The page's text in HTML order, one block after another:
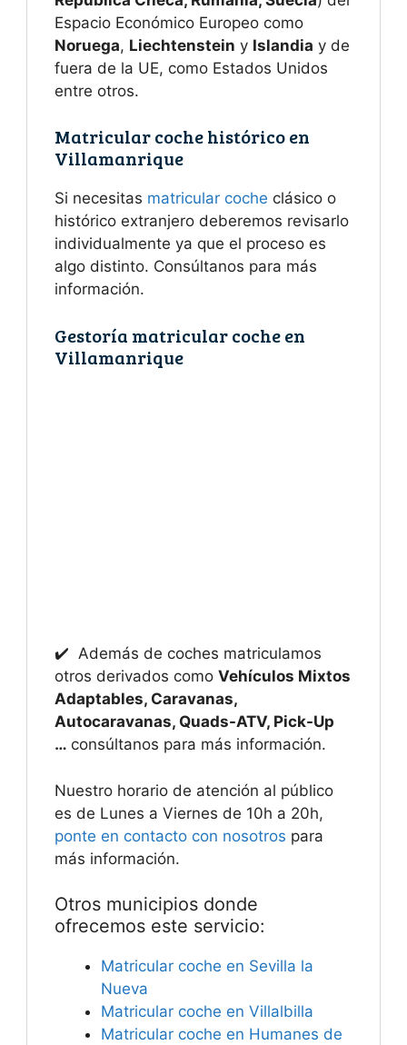
Espacio Económico Europeo como
Noruega, Liechtenstein y Islandia y de
fuera de la UE, como Estados Unidos
entre otros.
Matricular coche histórico en
Villamanrique
Si necesitas matricular coche clásico o
histórico extranjero deberemos revisarlo
individualmente ya que el proceso es
algo distinto. Consúltanos para más
información.
Gestoría matricular coche en
Villamanrique
✔️ Además de coches matriculamos
otros derivados como Vehículos Mixtos
Adaptables, Caravanas,
Autocaravanas, Quads-ATV, Pick-Up
… consúltanos para más información.
Nuestro horario de atención al público
es de Lunes a Viernes de 10h a 20h,
ponte en contacto con nosotros para
más información.
Otros municipios donde
ofrecemos este servicio:
Matricular coche en Sevilla la
Nueva
Matricular coche en Villalbilla
Matricular coche en Humanes de